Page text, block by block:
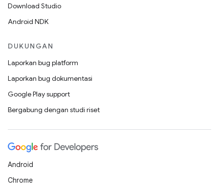
Download Studio
Android NDK
DUKUNGAN
Laporkan bug platform
Laporkan bug dokumentasi
Google Play support
Bergabung dengan studi riset
Android
Chrome